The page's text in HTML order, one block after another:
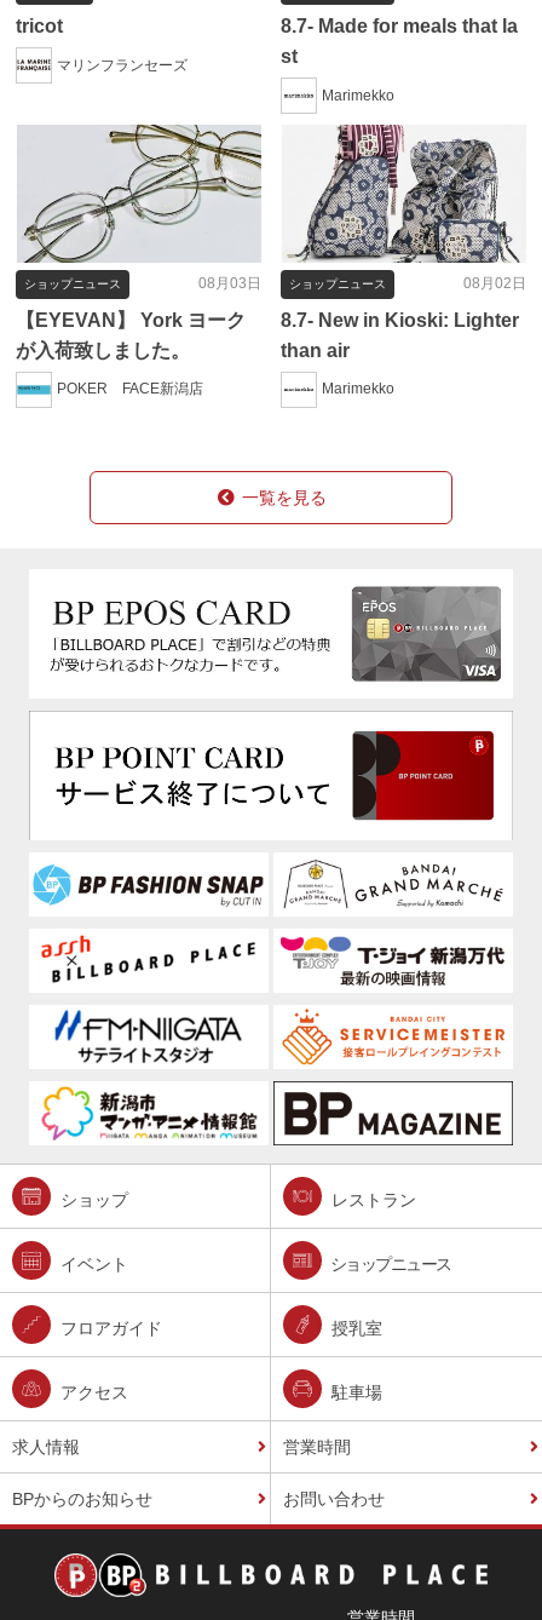
tricot
マリンフランセーズ
8.7- Made for meals that la
st
Marimekko
08月03日
ショップニュース
【EYEVAN】 York ヨーク
が入荷致しました。
POKER FACE新潟店
08月02日
ショップニュース
8.7- New in Kioski: Lighter
than air
Marimekko
一覧を見る
ショップ レストラン
イベント ショップニュース
フロアガイド 授乳室
アクセス 駐車場
求人情報 営業時間
BPからのお知らせ お問い合わせ